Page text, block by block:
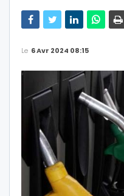
Le 6 Avr 2024 08:15